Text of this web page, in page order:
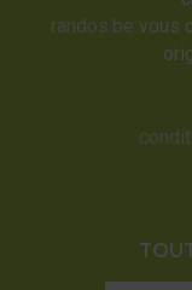
randos.be vous